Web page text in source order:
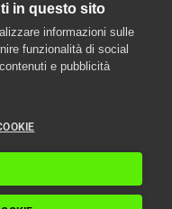
in questo sito
informazioni sulle
funzionalità di social
e pubblicità